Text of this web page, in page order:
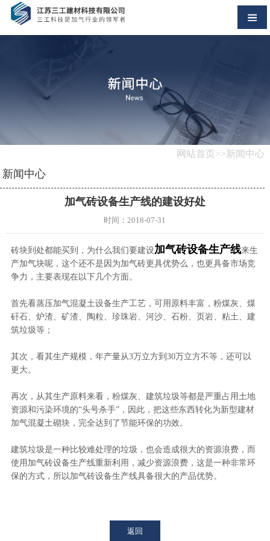
网站首页>>新闻中心
新闻中心
加气砖设备生产线的建设好处
时间：2018-07-31
砖块到处都能买到，为什么我们要建设加气砖设备生产线来生
产加气块呢，这个还不是因为加气砖更具优势么，也更具备市场竞
争力，主要表现在以下几个方面。
首先看蒸压加气混凝土设备生产工艺，可用原料丰富，粉煤灰、煤
矸石、炉渣、矿渣、陶粒、珍珠岩、河沙、石粉、页岩、粘土、建
筑垃圾等；
其次，看其生产规模，年产量从3万立方到30万立方不等，还可以
更大。
再次，从其生产原料来看，粉煤灰、建筑垃圾等都是严重占用土地
资源和污染环境的“头号杀手”，因此，把这些东西转化为新型建材
加气混凝土砌块，完全达到了节能环保的功效。
建筑垃圾是一种比较难处理的垃圾，也会造成很大的资源浪费，而
使用加气砖设备生产线重新利用，减少资源浪费，这是一种非常环
保的方式，所以加气砖设备生产线具备很大的产品优势。
返回